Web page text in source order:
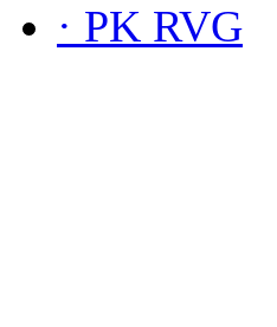
· PK RVG